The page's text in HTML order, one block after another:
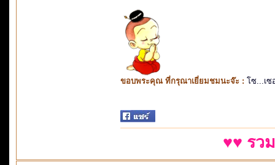
ขอบพระคุณ ที่กรุณาเยี่ยมชมนะจ๊ะ : โซ...เซ
♥♥ รว